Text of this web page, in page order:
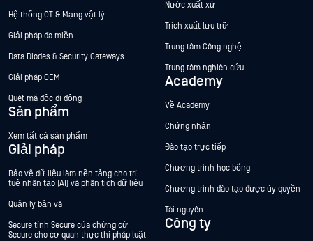
Hệ thống OT & Mạng vật lý
Giải pháp đa miền
Data Diodes & Security Gateways
Giải pháp OEM
Quét mã độc di động
Sản phẩm
Xem tất cả sản phẩm
Giải pháp
Bảo vệ dữ liệu làm nền tảng cho trí
tuệ nhân tạo (AI) và phân tích dữ liệu
Quản lý bản vá
Secure tính Secure của chứng cứ
Secure cho cơ quan thực thi pháp luật
Nước xuất xứ
Trích xuất lưu trữ
Trung tâm Công nghệ
Trung tâm nghiên cứu
Academy
Về Academy
Chứng nhận
Đào tạo trực tiếp
Chương trình học bổng
Chương trình đào tạo được ủy quyền
Tài nguyên
Công ty